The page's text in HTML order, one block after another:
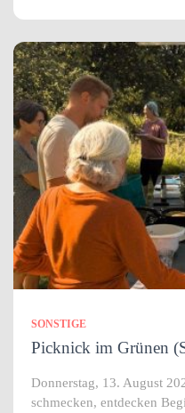
SONSTIGE
Picknick im Grünen
Donnerstag, 13. August
schmecken, entdecken